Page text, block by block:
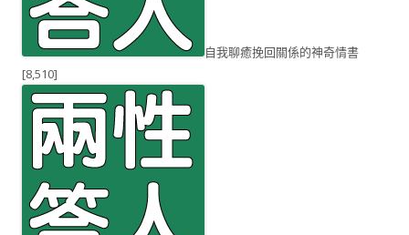
自我聊癒挽回關係的神奇情書
[8,510]